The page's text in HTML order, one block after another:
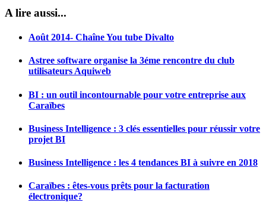
A lire aussi...
Août 2014- Chaîne You tube Divalto
Astree software organise la 3éme rencontre du club
utilisateurs Aquiweb
BI : un outil incontournable pour votre entreprise aux
Caraïbes
Business Intelligence : 3 clés essentielles pour réussir votre
projet BI
Business Intelligence : les 4 tendances BI à suivre en 2018
Caraïbes : êtes-vous prêts pour la facturation
électronique?